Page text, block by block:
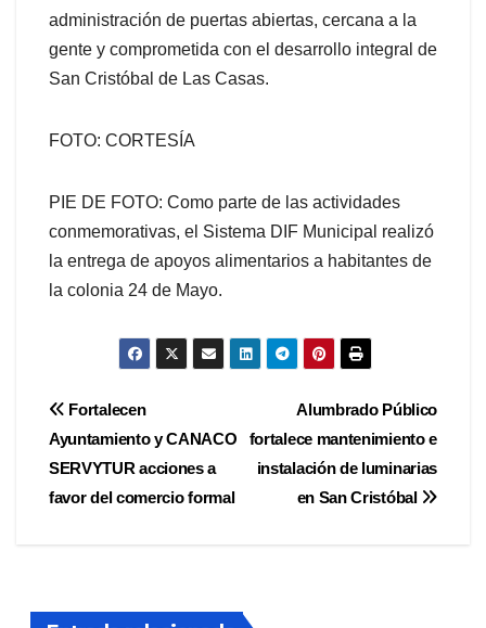
administración de puertas abiertas, cercana a la
gente y comprometida con el desarrollo integral de
San Cristóbal de Las Casas.
FOTO: CORTESÍA
PIE DE FOTO: Como parte de las actividades
conmemorativas, el Sistema DIF Municipal realizó
la entrega de apoyos alimentarios a habitantes de
la colonia 24 de Mayo.
Navegación
de
entradas
Alumbrado Público
fortalece mantenimiento e
instalación de luminarias
en San Cristóbal
Fortalecen
Ayuntamiento y CANACO
SERVYTUR acciones a
favor del comercio formal